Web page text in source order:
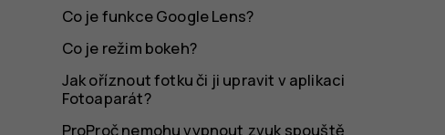
Co je funkce Google Lens?
Co je režim bokeh?
Jak oříznout fotku či ji upravit v aplikaci
Fotoaparát?
ProProč nemohu vypnout zvuk spouště